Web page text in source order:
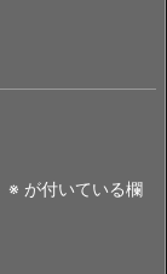
※ が付いている欄